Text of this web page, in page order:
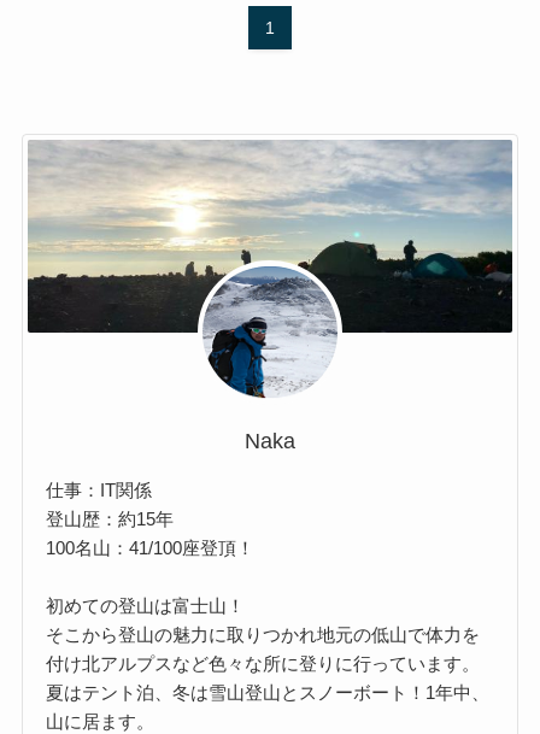
1
Naka
仕事：IT関係
登山歴：約15年
100名山：41/100座登頂！
初めての登山は富士山！
そこから登山の魅力に取りつかれ地元の低山で体力を
付け北アルプスなど色々な所に登りに行っています。
夏はテント泊、冬は雪山登山とスノーボート！1年中、
山に居ます。